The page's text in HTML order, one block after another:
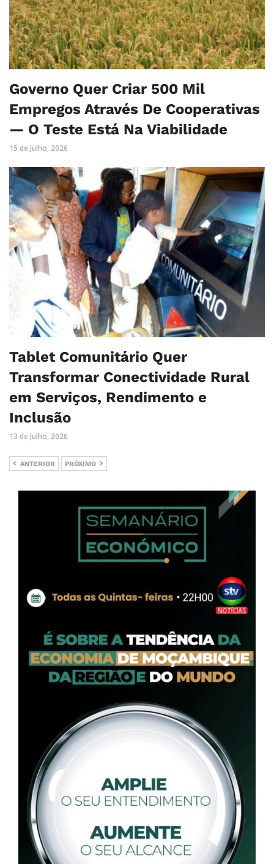
Governo Quer Criar 500 Mil
Empregos Através De Cooperativas
— O Teste Está Na Viabilidade
15 de Julho, 2026
Tablet Comunitário Quer
Transformar Conectividade Rural
em Serviços, Rendimento e
Inclusão
13 de Julho, 2026
ANTERIOR PRÓXIMO